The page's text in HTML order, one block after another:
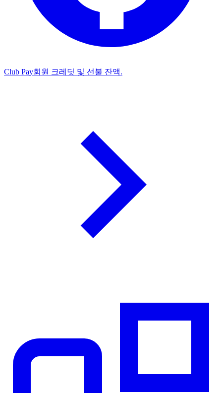
Club Pay회원 크레딧 및 선불 잔액.